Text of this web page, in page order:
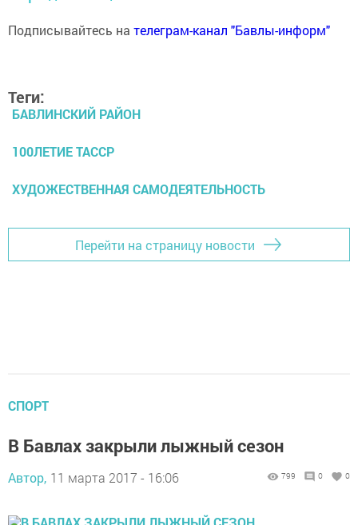
Подписывайтесь на телеграм-канал "Бавлы-информ"
Теги:
БАВЛИНСКИЙ РАЙОН
100ЛЕТИЕ ТАССР
ХУДОЖЕСТВЕННАЯ САМОДЕЯТЕЛЬНОСТЬ
Перейти на страницу новости
СПОРТ
В Бавлах закрыли лыжный сезон
Автор, 11 марта 2017 - 16:06 799 0 0